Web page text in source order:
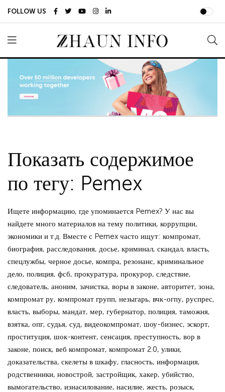
FOLLOW US
Показать содержимое
по тегу: Pemex
Ищете информацию, где упоминается Pemex? У нас вы
найдете много материалов на тему политики, коррупции,
экономики и т.д. Вместе с Pemex часто ищут: компромат,
биография, расследования, досье, криминал, скандал, власть,
спецлужбы, черное досье, компра, резонанс, криминальное
дело, полиция, фсб, прокуратура, прокурор, следствие,
следователь, аноним, зачистка, воры в законе, авторитет, зона,
компромат ру, компромат групп, незыгарь, вчк-огпу, руспрес,
власть, выборы, мандат, мер, губернатор, полиция, таможня,
взятка, опг, судья, суд, видеокомпромат, шоу-бизнес, эскорт,
проституция, шок-контент, сенсация, преступность, вор в
законе, поиск, веб компромат, компромат 2.0, улики,
доказательства, скелеты в шкафу, гласность, информация,
родственники, новострой, застройщик, хакер, убийство,
вымогательство, изнасилование, насилие, жесть, розыск,